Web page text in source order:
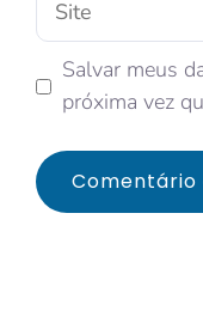
Salvar meus
próxima vez